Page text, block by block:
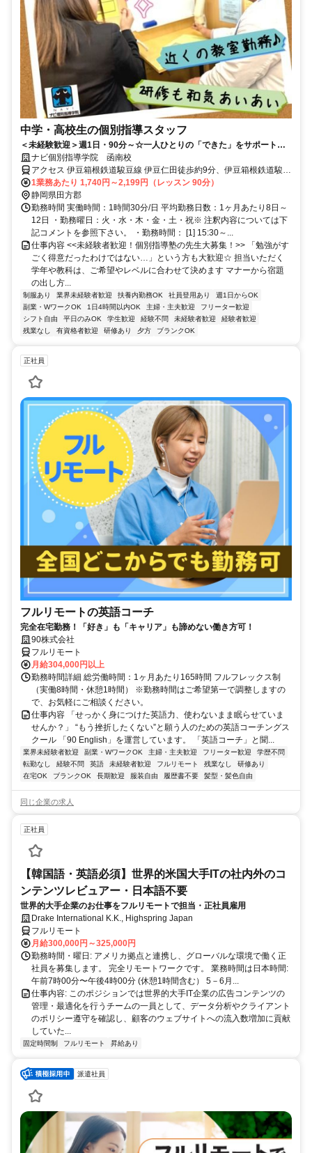
中学・高校生の個別指導スタッフ
＜未経験歓迎＞週1日・90分～☆一人ひとりの「できた」をサポートす
るお仕事！
ナビ個別指導学院 函南校
アクセス 伊豆箱根鉄道駿豆線 伊豆仁田徒歩約9分、伊豆箱根鉄道駿豆
線 大場徒歩約15分、伊豆箱根鉄道駿豆線 原木徒歩約31分 伊豆仁田駅
より徒歩9分
1業務あたり 1,740円～2,199円（レッスン 90分）
静岡県田方郡
勤務時間 実働時間：1時間30分/日 平均勤務日数：1ヶ月あたり8日～
12日 ・勤務曜日：火・水・木・金・土・祝※ 注釈内容については下
記コメントを参照下さい。 ・勤務時間： [1] 15:30～...
仕事内容 <<未経験者歓迎！個別指導塾の先生大募集！>> 「勉強がす
ごく得意だったわけではない…」という方も大歓迎☆ 担当いただく
学年や教科は、ご希望やレベルに合わせて決めます マナーから宿題
の出し方...
制服あり 業界未経験者歓迎 扶養内勤務OK 社員登用あり
週1日からOK
副業・WワークOK
1日4時間以内OK 主婦・主夫歓迎
フリーター歓迎
シフト自由
平日のみOK 学生歓迎 経験不問 未経験者歓迎
経験者歓迎
残業なし
有資格者歓迎 研修あり 夕方 ブランクOK
正社員
フルリモートの英語コーチ
完全在宅勤務！「好き」も「キャリア」も諦めない働き方可！
90株式会社
フルリモート
月給304,000円以上
勤務時間詳細 総労働時間：1ヶ月あたり165時間 フルフレックス制
（実働8時間・休憩1時間） ※勤務時間はご希望第一で調整しますの
で、お気軽にご相談ください。
仕事内容 「せっかく身につけた英語力、使わないまま眠らせていま
せんか？」 “もう挫折したくない”と願う人のための英語コーチングス
クール 「90 English」を運営しています。 「英語コーチ」と聞...
業界未経験者歓迎 副業・WワークOK 主婦・主夫歓迎 フリーター歓迎
学歴不問
転勤なし
経験不問 英語 未経験者歓迎 フルリモート 残業なし
研修あり
在宅OK
ブランクOK 長期歓迎 服装自由 履歴書不要 髪型・髪色自由
同じ企業の求人
正社員
【韓国語・英語必須】世界的米国大手ITの社内外のコ
ンテンツレビュアー・日本語不要
世界的大手企業のお仕事をフルリモートで担当・正社員雇用
Drake International K.K., Highspring Japan
フルリモート
月給300,000円～325,000円
勤務時間・曜日: アメリカ拠点と連携し、グローバルな環境で働く正
社員を募集します。 完全リモートワークです。 業務時間は日本時間:
午前7時00分〜午後4時00分 (休憩1時間含む） 5－6月...
仕事内容: このポジションでは世界的大手IT企業の広告コンテンツの
管理・最適化を行うチームの一員として、データ分析やクライアント
のポリシー遵守を確認し、顧客のウェブサイトへの流入数増加に貢献
していた...
固定時間制 フルリモート 昇給あり
派遣社員